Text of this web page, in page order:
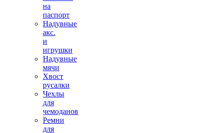
на
паспорт
Надувные
акс.
и
игрушки
Надувные
мячи
Хвост
русалки
Чехлы
для
чемоданов
Ремни
для